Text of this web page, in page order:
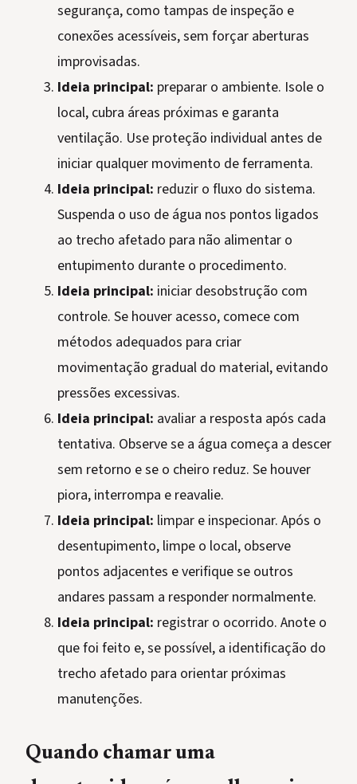
segurança, como tampas de inspeção e
conexões acessíveis, sem forçar aberturas
improvisadas.
Ideia principal: preparar o ambiente. Isole o
local, cubra áreas próximas e garanta
ventilação. Use proteção individual antes de
iniciar qualquer movimento de ferramenta.
Ideia principal: reduzir o fluxo do sistema.
Suspenda o uso de água nos pontos ligados
ao trecho afetado para não alimentar o
entupimento durante o procedimento.
Ideia principal: iniciar desobstrução com
controle. Se houver acesso, comece com
métodos adequados para criar
movimentação gradual do material, evitando
pressões excessivas.
Ideia principal: avaliar a resposta após cada
tentativa. Observe se a água começa a descer
sem retorno e se o cheiro reduz. Se houver
piora, interrompa e reavalie.
Ideia principal: limpar e inspecionar. Após o
desentupimento, limpe o local, observe
pontos adjacentes e verifique se outros
andares passam a responder normalmente.
Ideia principal: registrar o ocorrido. Anote o
que foi feito e, se possível, a identificação do
trecho afetado para orientar próximas
manutenções.
Quando chamar uma